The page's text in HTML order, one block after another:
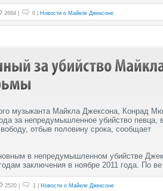
2684 | 0 | Новости о Майкле Джексоне
музыканта Майкла Джексона, Конрад
за непредумышленное убийство певца,
отбыв половину срока, сообщает
в непредумышленном убийстве
заключения в ноябре 2011 года. По
2520 | 1 | Новости о Майкле Джексоне